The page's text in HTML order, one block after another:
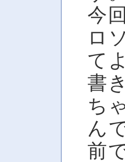
今
ロ
て
書
ち
ん
前